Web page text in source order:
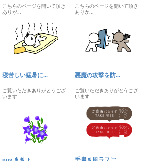
こちらのページを開いて頂き
ありが...
こちらのページを開いて頂き
ありが...
寝苦しい猛暑に...
ご覧いただきありがとうござ
います...
悪魔の攻撃を防...
ご覧いただきありがとうござ
います...